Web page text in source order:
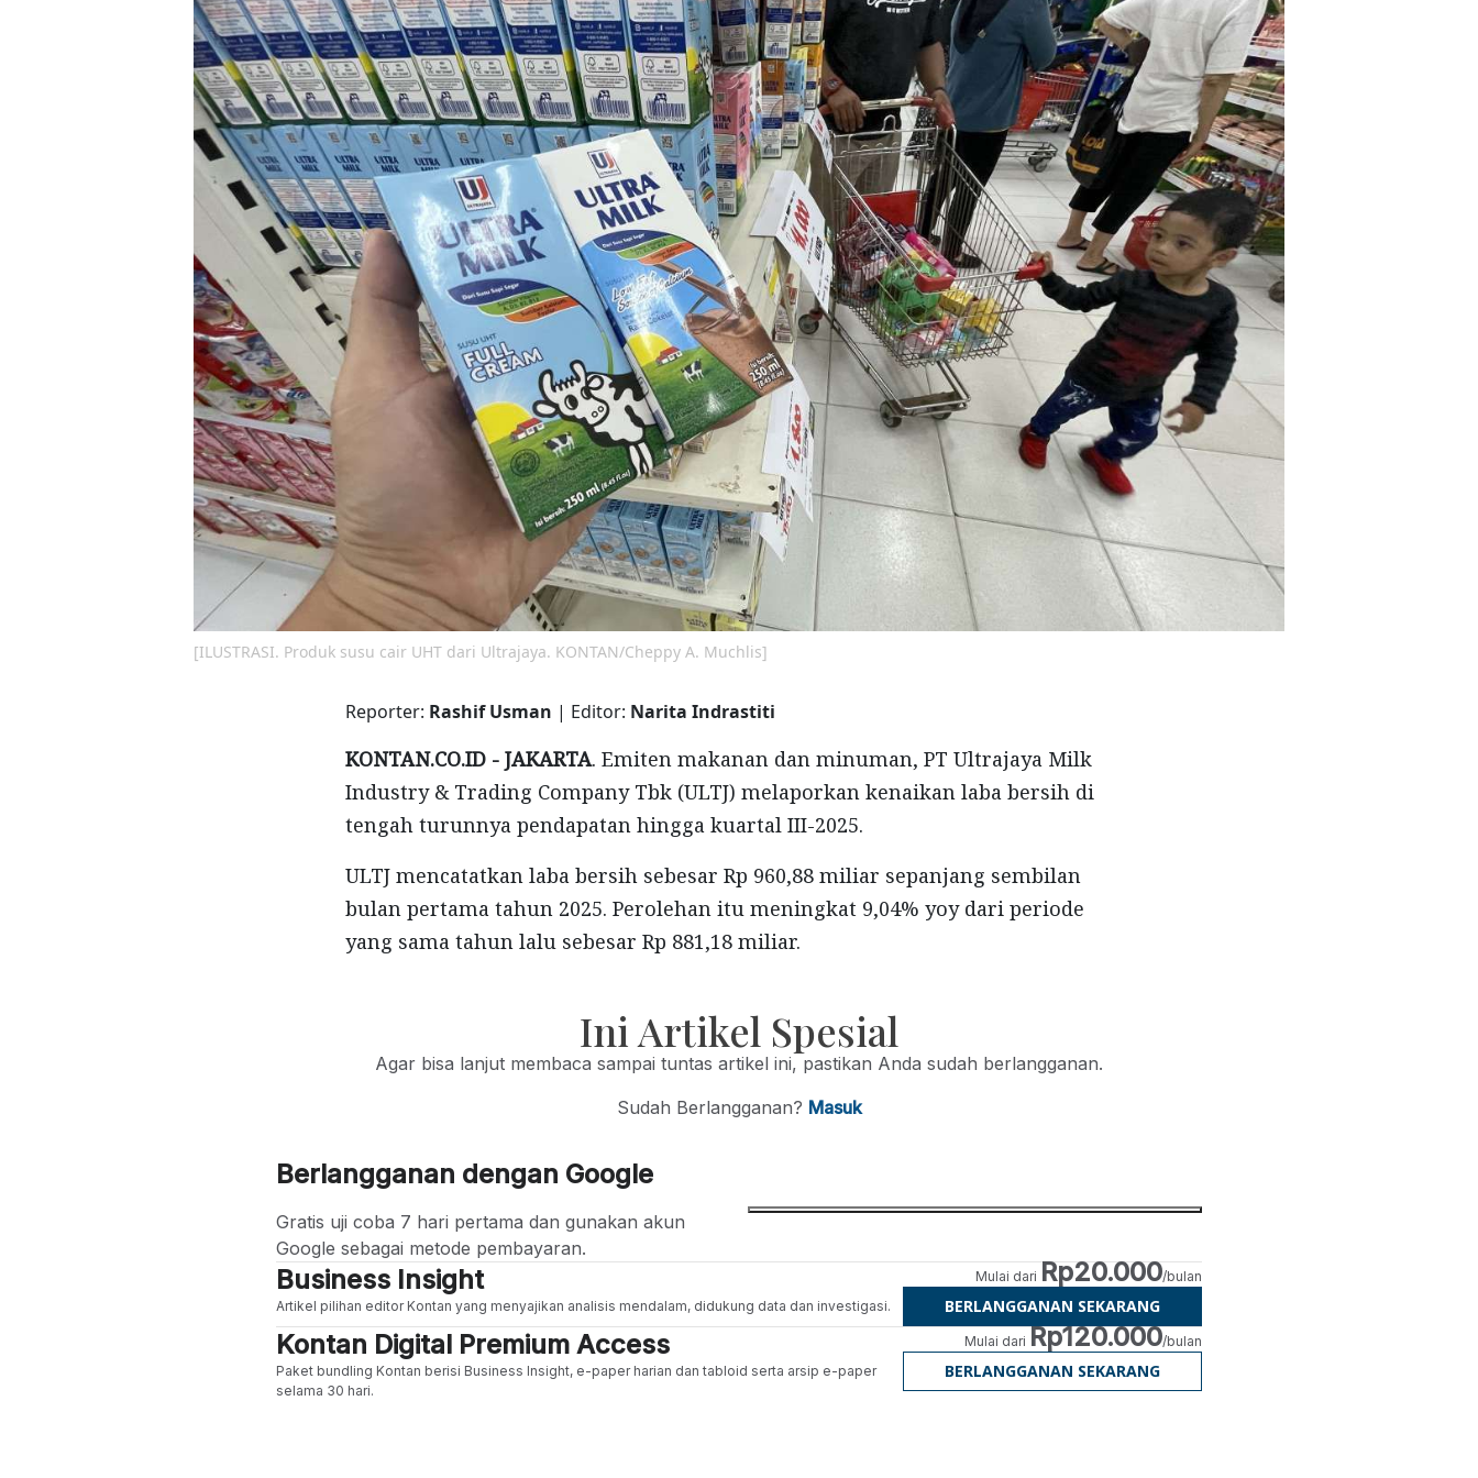
[ILUSTRASI. Produk susu cair UHT dari Ultrajaya. KONTAN/Cheppy A. Muchlis]
Reporter: Rashif Usman | Editor: Narita Indrastiti
KONTAN.CO.ID - JAKARTA. Emiten makanan dan minuman, PT Ultrajaya Milk
Industry & Trading Company Tbk (ULTJ) melaporkan kenaikan laba bersih di
tengah turunnya pendapatan hingga kuartal III-2025.
ULTJ mencatatkan laba bersih sebesar Rp 960,88 miliar sepanjang sembilan
bulan pertama tahun 2025. Perolehan itu meningkat 9,04% yoy dari periode
yang sama tahun lalu sebesar Rp 881,18 miliar.
Ini Artikel Spesial
Agar bisa lanjut membaca sampai tuntas artikel ini, pastikan Anda sudah berlangganan.
Sudah Berlangganan? Masuk
Berlangganan dengan Google
Gratis uji coba 7 hari pertama dan gunakan akun
Google sebagai metode pembayaran.
Business Insight
Artikel pilihan editor Kontan yang menyajikan analisis mendalam, didukung data dan investigasi.
Mulai dari Rp20.000/bulan
BERLANGGANAN SEKARANG
Kontan Digital Premium Access
Paket bundling Kontan berisi Business Insight, e-paper harian dan tabloid serta arsip e-paper
selama 30 hari.
Mulai dari Rp120.000/bulan
BERLANGGANAN SEKARANG